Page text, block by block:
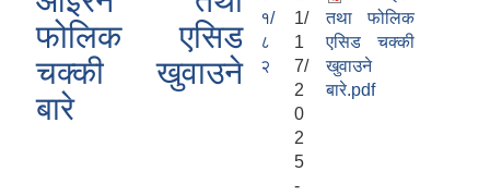
फोलिक एसिड
चक्की खुवाउने
बारे
१/
८
२
1/
1
7/
2
0
2
5
-
तथा फोलिक
एसिड चक्की
खुवाउने
बारे.pdf